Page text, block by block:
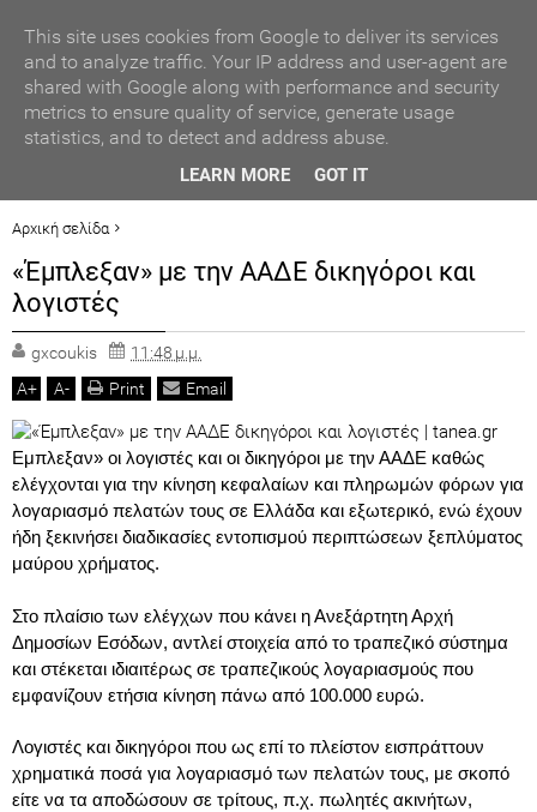
ΒΡΑΒΕΥΣΗ ΣΥΜΜΕΤΕΧΟΝΤΩΝ ΣΧΟΛΕΙΩΝ ΣΤΟΝ ΤΟΠΙΚΟ
Αρχική σελίδα
ΟΙΚΟΝΟΜΙΑ
«Έμπλεξαν» με την ΑΑΔΕ δικηγόροι και λογιστές
«Έμπλεξαν» με την ΑΑΔΕ δικηγόροι και
λογιστές
gxcoukis
11:48 μ.μ.
A+ A- Print Email
Εμπλεξαν» οι λογιστές και οι δικηγόροι με την ΑΑΔΕ καθώς
ελέγχονται για την κίνηση κεφαλαίων και πληρωμών φόρων για
λογαριασμό πελατών τους σε Ελλάδα και εξωτερικό, ενώ έχουν
ήδη ξεκινήσει διαδικασίες εντοπισμού περιπτώσεων ξεπλύματος
μαύρου χρήματος.
Στο πλαίσιο των ελέγχων που κάνει η Ανεξάρτητη Αρχή
Δημοσίων Εσόδων, αντλεί στοιχεία από το τραπεζικό σύστημα
και στέκεται ιδιαιτέρως σε τραπεζικούς λογαριασμούς που
εμφανίζουν ετήσια κίνηση πάνω από 100.000 ευρώ.
Λογιστές και δικηγόροι που ως επί το πλείστον εισπράττουν
χρηματικά ποσά για λογαριασμό των πελατών τους, με σκοπό
είτε να τα αποδώσουν σε τρίτους, π.χ. πωλητές ακινήτων,
ΑΥΤΟΔΙΟΙΚΗΣΗ
ΠΟΛΙΤΙΚΗ
ΟΙΚΟΝΟΜΙΑ
ΓΕΓΟΝΟΤΑ
ΠΟΛΙΤ. ΒΗΜΑ
This site uses cookies from Google to deliver its services
and to analyze traffic. Your IP address and user-agent are
shared with Google along with performance and security
metrics to ensure quality of service, generate usage
statistics, and to detect and address abuse.
LEARN MORE GOT IT